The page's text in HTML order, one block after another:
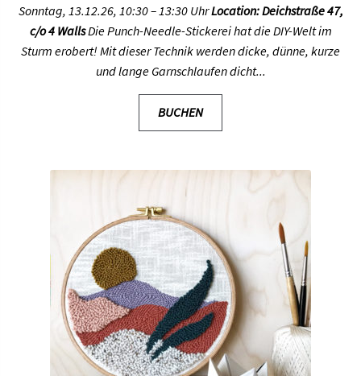
Sonntag, 13.12.26, 10:30 – 13:30 UhrLocation: Deichstraße 47,
c/o 4 WallsDie Punch-Needle-Stickerei hat die DIY-Welt im
Sturm erobert! Mit dieser Technik werden dicke, dünne, kurze
und lange Garnschlaufen dicht...
BUCHEN